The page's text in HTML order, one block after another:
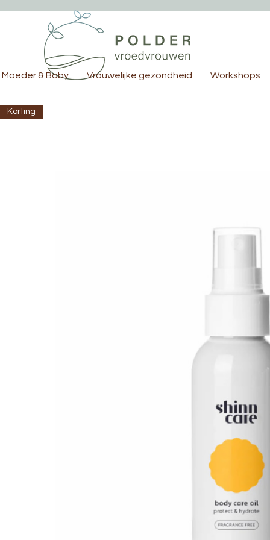
Moeder & Baby Vrouwelijke gezondheid Workshops
Korting